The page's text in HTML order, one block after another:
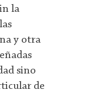
la
y otra
sino
de